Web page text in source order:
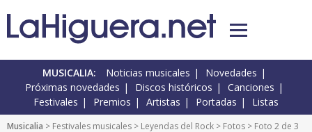
MUSICALIA: Noticias musicales
Novedades
Próximas novedades
Discos históricos
Canciones
Festivales
Premios Artistas Portadas Listas
Musicalia > Festivales musicales > Leyendas del Rock > Fotos > Foto 2 de 3